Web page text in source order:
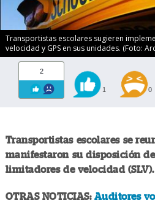
Transportistas escolares sugieren
velocidad y GPS en sus unidades. (Foto:
2
1 0
Transportistas escolares se
manifestaron su disposición
limitadores de velocidad (SLV).
OTRAS NOTICIAS: Auditores